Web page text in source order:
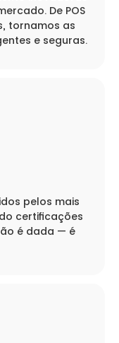
De POS
tornamos as
e seguras.
pelos mais
certificações
é dada — é